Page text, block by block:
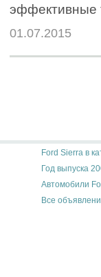
эффективные
01.07.2015
Ford Sierra в
Год выпуска
Автомобили
Все